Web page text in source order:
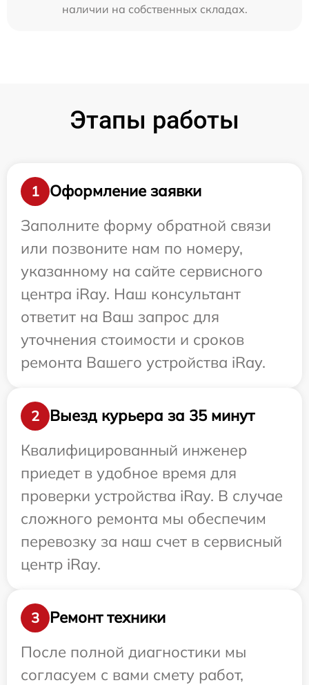
наличии на собственных складах.
Этапы работы
1
Оформление заявки
Заполните форму обратной связи
или позвоните нам по номеру,
указанному на сайте сервисного
центра iRay. Наш консультант
ответит на Ваш запрос для
уточнения стоимости и сроков
ремонта Вашего устройства iRay.
2
Выезд курьера за 35 минут
Квалифицированный инженер
приедет в удобное время для
проверки устройства iRay. В случае
сложного ремонта мы обеспечим
перевозку за наш счет в сервисный
центр iRay.
3
Ремонт техники
После полной диагностики мы
согласуем с вами смету работ,